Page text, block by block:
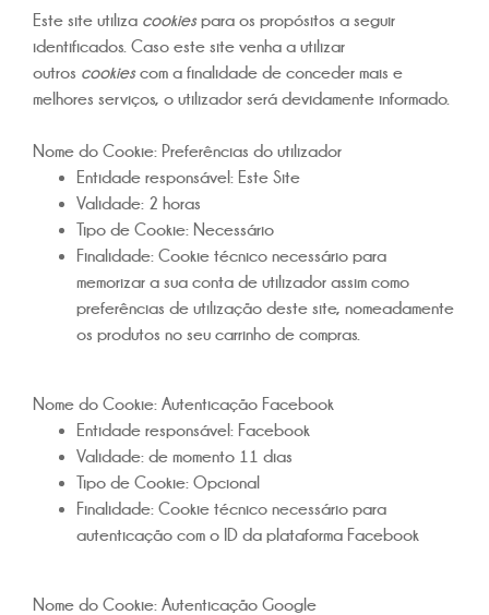
Este site utiliza cookiespara os propósitos a seguir
identificados. Caso este site venha a utilizar
outros cookiescom a finalidade de conceder mais e
melhores serviços, o utilizador será devidamente informado.
Nome do Cookie: Preferências do utilizador
Entidade responsável: Este Site
Validade: 2 horas
Tipo de Cookie: Necessário
Finalidade: Cookie técnico necessário para
memorizar a sua conta de utilizador assim como
preferências de utilização deste site, nomeadamente
os produtos no seu carrinho de compras.
Nome do Cookie: Autenticação Facebook
Entidade responsável: Facebook
Validade: de momento 11 dias
Tipo de Cookie: Opcional
Finalidade: Cookie técnico necessário para
autenticação com o ID da plataforma Facebook
Nome do Cookie: Autenticação Google